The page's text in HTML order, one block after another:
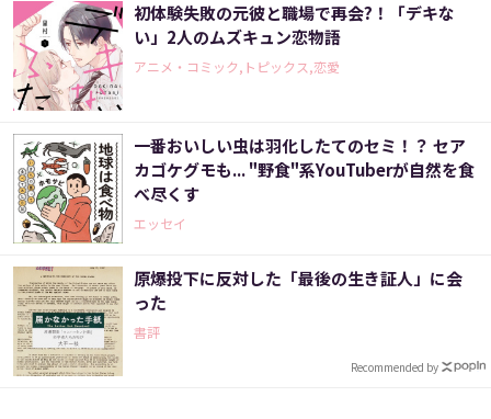
初体験失敗の元彼と職場で再会?！「デキな
い」2人のムズキュン恋物語
アニメ・コミック,トピックス,恋愛
一番おいしい虫は羽化したてのセミ！？ セア
カゴケグモも... "野食"系YouTuberが自然を食
べ尽くす
エッセイ
原爆投下に反対した「最後の生き証人」に会
った
書評
Recommended by